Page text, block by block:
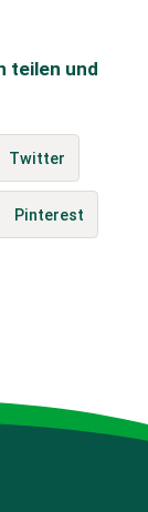
teilen und
Twitter
Pinterest